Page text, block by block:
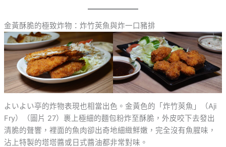
金黃酥脆的極致炸物：炸竹莢魚與炸一口豬排
よいよい亭的炸物表現也相當出色。金黃色的「炸竹莢魚」（Aji
Fry）（圖片 27）裹上極細的麵包粉炸至酥脆，外皮咬下去發出
清脆的聲響，裡面的魚肉卻出奇地細緻鮮嫩，完全沒有魚腥味，
沾上特製的塔塔醬或日式醬油都非常對味。